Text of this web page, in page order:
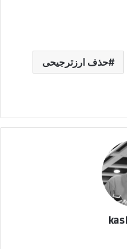
حذف ارزترجیحی